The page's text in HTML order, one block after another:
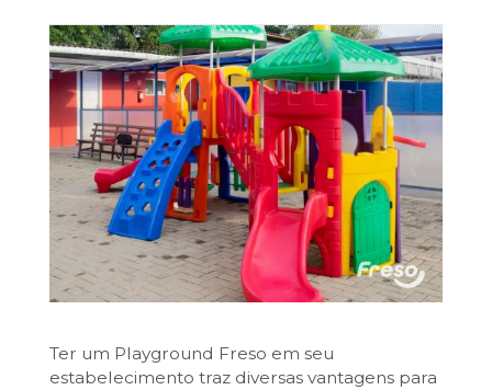
Ter um Playground Freso em seu
estabelecimento traz diversas vantagens para